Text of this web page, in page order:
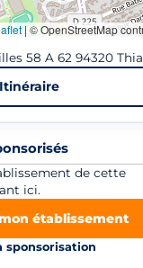
|© OpenStreetMap
58 A 62 94320
Itinéraire
de cette
ici.
établissement
sponsorisation